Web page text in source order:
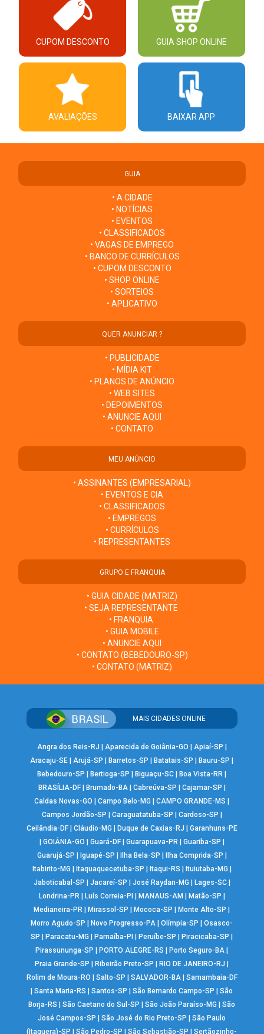
CUPOM DESCONTO GUIA SHOP ONLINE
AVALIAÇÕES BAIXAR APP
GUIA
• A CIDADE
• NOTÍCIAS
• EVENTOS
• CLASSIFICADOS
• VAGAS DE EMPREGO
• BANCO DE CURRÍCULOS
• CUPOM DESCONTO
• SHOP ONLINE
• SORTEIOS
• APLICATIVO
QUER ANUNCIAR ?
• PUBLICIDADE
• MÍDIA KIT
• PLANOS DE ANÚNCIO
• WEB SITES
• DEPOIMENTOS
• ANUNCIE AQUI
• CONTATO
MEU ANÚNCIO
• ASSINANTES (EMPRESARIAL)
• EVENTOS E CIA
• CLASSIFICADOS
• EMPREGOS
• CURRÍCULOS
• REPRESENTANTES
GRUPO E FRANQUIA
• GUIA CIDADE (MATRIZ)
• SEJA REPRESENTANTE
• FRANQUIA
• GUIA MOBILE
• ANUNCIE AQUI
• CONTATO (BEBEDOURO-SP)
• CONTATO (MATRIZ)
MAIS CIDADES ONLINE
Angra dos Reis-RJ Aparecida de Goiânia-GO Apiaí-SP
Aracaju-SE |Arujá-SP Barretos-SP Batatais-SP Bauru-SP
Bebedouro-SP
Bertioga-SP Biguaçu-SC Boa Vista-RR
BRASÍLIA-DF| Brumado-BA| Cabreúva-SP Cajamar-SP
Caldas Novas-GO
|Campo Belo-MG |CAMPO GRANDE-MS
Campos Jordão-SP
Caraguatatuba-SP Cardoso-SP
Ceilândia-DF| Cláudio-MG Duque de Caxias-RJ
Garanhuns-PE
GOIÂNIA-GO Guará-DF| Guarapuava-PR| Guariba-SP
Guarujá-SP
Iguapé-SP Ilha Bela-SP Ilha Comprida-SP
Itabirito-MG
Itaquaquecetuba-SP Itaqui-RS Ituiutaba-MG
Jaboticabal-SP
Jacareí-SP José Raydan-MG Lages-SC|
Londrina-PR| Luís Correia-PI MANAUS-AM Matão-SP
Medianeira-PR
Mirassol-SP Mococa-SP Monte Alto-SP
Morro Agudo-SP
Novo Progresso-PA |Olímpia-SP |Osasco-
SP
Paracatu-MG Parnaíba-PI Peruíbe-SP Piracicaba-SP
Pirassununga-SP
PORTO ALEGRE-RS Porto Seguro-BA
Praia Grande-SP
Ribeirão Preto-SP RIO DE JANEIRO-RJ
Rolim de Moura-RO
Salto-SP SALVADOR-BA| Samambaia-DF
|Santa Maria-RS |Santos-SP |São Bernardo Campo-SP |São
Borja-RS
|São Caetano do Sul-SP |São João Paraíso-MG |São
José Campos-SP
|São José do Rio Preto-SP |São Paulo
(Itaquera)-SP
|São Pedro-SP |São Sebastião-SP |Sertãozinho-